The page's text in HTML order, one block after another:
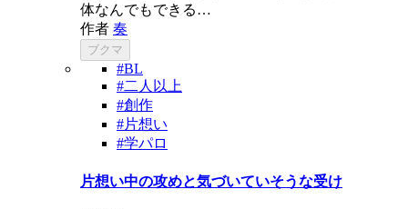
体なんでもできる…
作者 奏
ブクマ
#BL
#二人以上
#創作
#片想い
#学パロ
片想い中の攻めと気づいていそうな受け